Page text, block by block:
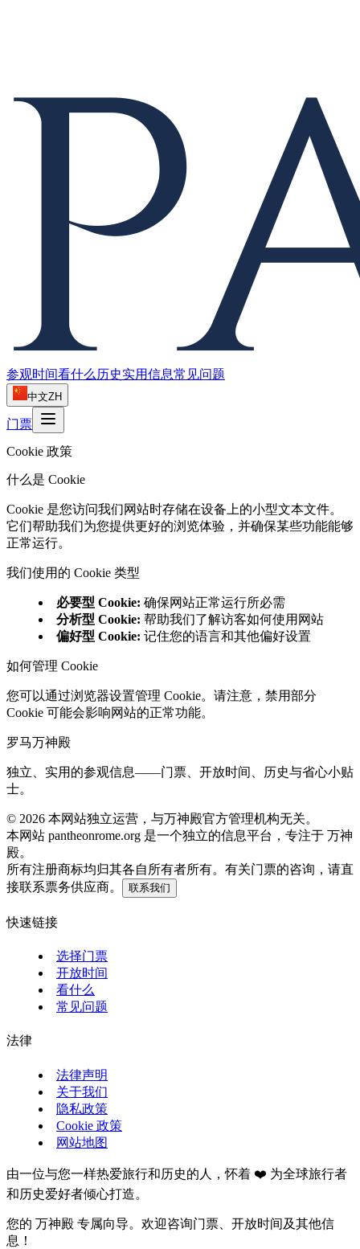
参观时间看什么 历史实用信息常见问题
中文ZH
门票
Cookie 政策
什么是 Cookie
Cookie 是您访问我们网站时存储在设备上的小型文本文件。
它们帮助我们为您提供更好的浏览体验，并确保某些功能能够
正常运行。
我们使用的 Cookie 类型
必要型 Cookie: 确保网站正常运行所必需
分析型 Cookie: 帮助我们了解访客如何使用网站
偏好型 Cookie: 记住您的语言和其他偏好设置
如何管理 Cookie
您可以通过浏览器设置管理 Cookie。请注意，禁用部分
Cookie 可能会影响网站的正常功能。
罗马万神殿
独立、实用的参观信息——门票、开放时间、历史与省心小贴
士。
© 2026 本网站独立运营，与万神殿官方管理机构无关。
本网站 pantheonrome.org 是一个独立的信息平台，专注于 万神
殿。
所有注册商标均归其各自所有者所有。有关门票的咨询，请直
接联系票务供应商。
联系我们
快速链接
选择门票
开放时间
看什么
常见问题
法律
法律声明
关于我们
隐私政策
Cookie 政策
网站地图
由一位与您一样热爱旅行和历史的人，怀着 ❤️ 为全球旅行者
和历史爱好者倾心打造。
您的 万神殿 专属向导。欢迎咨询门票、开放时间及其他信
息！